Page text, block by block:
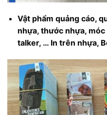
Vật phẩm quảng cáo,
nhựa, thước nhựa,
talker, … In trên nhựa,